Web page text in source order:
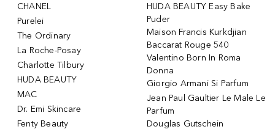
CHANEL
Purelei
The Ordinary
La Roche-Posay
Charlotte Tilbury
HUDA BEAUTY
MAC
Dr. Emi Skincare
Fenty Beauty
HUDA BEAUTY Easy Bake
Puder
Maison Francis Kurkdjian
Baccarat Rouge 540
Valentino Born In Roma
Donna
Giorgio Armani Si Parfum
Jean Paul Gaultier Le Male Le
Parfum
Douglas Gutschein